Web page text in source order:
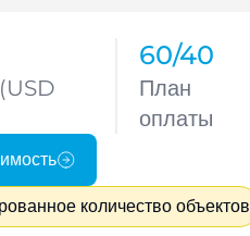
60/40
План
оплаты
количество объектов